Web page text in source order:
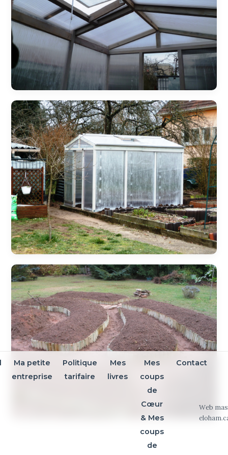
Ma petite
entreprise
Politique
tarifaire
Mes
livres
Mes
coups
de
Cœur
& Mes
coups
de
Contact
Web